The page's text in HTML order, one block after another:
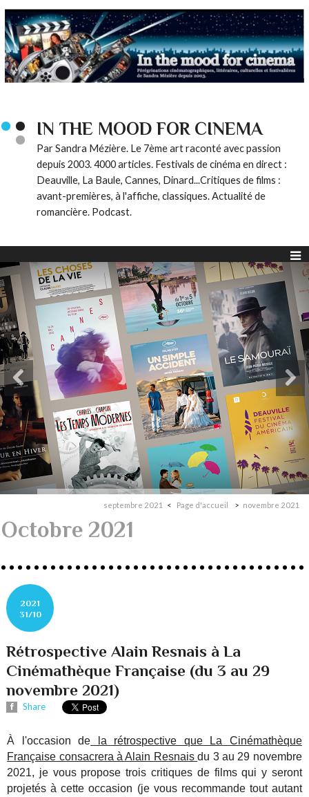
IN THE MOOD FOR CINEMA
Par Sandra Mézière. Le 7ème art raconté avec passion
depuis 2003. 4000 articles. Festivals de cinéma en direct :
Deauville, La Baule, Cannes, Dinard...Critiques de films :
avant-premières, à l'affiche, classiques. Actualité de
romancière. Podcast.
septembre 2021 Page d'accueil novembre 2021
Octobre 2021
2021
31/10
Rétrospective Alain Resnais à La
Cinémathèque Française (du 3 au 29
novembre 2021)
Share
À l'occasion de la rétrospective que La Cinémathèque
Française consacrera à Alain Resnaisdu 3 au 29 novembre
2021, je vous propose trois critiques de films qui y seront
projetés à cette occasion (je vous recommande tout autant